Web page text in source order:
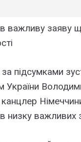
важливу заяву
підсумками
України
низку важливих